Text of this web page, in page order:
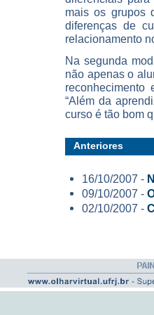
mais os grupos
diferenças de
relacionamento
Na segunda
não apenas o
reconhecimento
“Além da
curso é tão bom
Anteriores
16/10/2007 -
09/10/2007 -
02/10/2007 -